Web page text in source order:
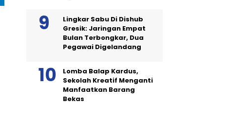
Lingkar Sabu Di Dishub
Gresik: Jaringan Empat
Bulan Terbongkar, Dua
Pegawai Digelandang
Lomba Balap Kardus,
Sekolah Kreatif Menganti
Manfaatkan Barang
Bekas